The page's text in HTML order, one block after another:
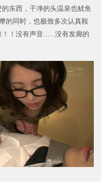
东西，干净的头温泉也鱿鱼
的同时，也极致多次认真鞍
！没有声音......没有发廊的